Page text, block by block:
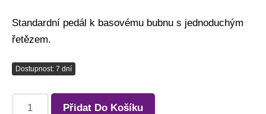
Standardní pedál k basovému bubnu s jednoduchým
řetězem.
Dostupnost: 7 dní
Přidat Do Košíku